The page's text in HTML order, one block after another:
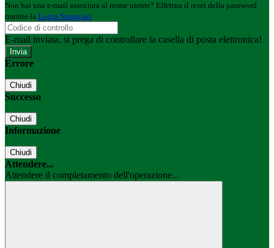
Non hai una e-mail associata al nome utente? Effettua il reset della password
tramite la Login Spaggiari
E-mail inviata, si prega di controllare la casella di posta elettronica!
Errore
Chiudi
Successo
Chiudi
Informazione
Chiudi
Attendere...
Attendere il completamento dell'operazione...